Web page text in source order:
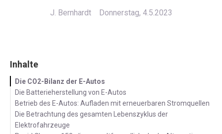
J. Bernhardt Donnerstag, 4.5.2023
Inhalte
Die CO2-Bilanz der E-Autos
Die Batterieherstellung von E-Autos
Betrieb des E-Autos: Aufladen mit erneuerbaren Stromquellen
Die Betrachtung des gesamten Lebenszyklus der
Elektrofahrzeuge